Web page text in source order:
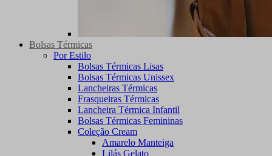
Bolsas Térmicas
Por Estilo
Bolsas Térmicas Lisas
Bolsas Térmicas Unissex
Lancheiras Térmicas
Frasqueiras Térmicas
Lancheira Térmica Infantil
Bolsas Térmicas Femininas
Coleção Cream
Amarelo Manteiga
Lilás Gelato